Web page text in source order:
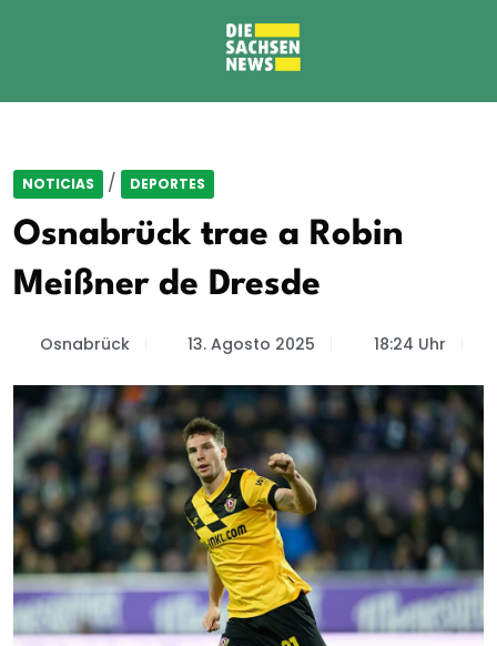
NOTICIAS / DEPORTES
Osnabrück trae a Robin
Meißner de Dresde
Osnabrück 13. Agosto 2025 18:24 Uhr